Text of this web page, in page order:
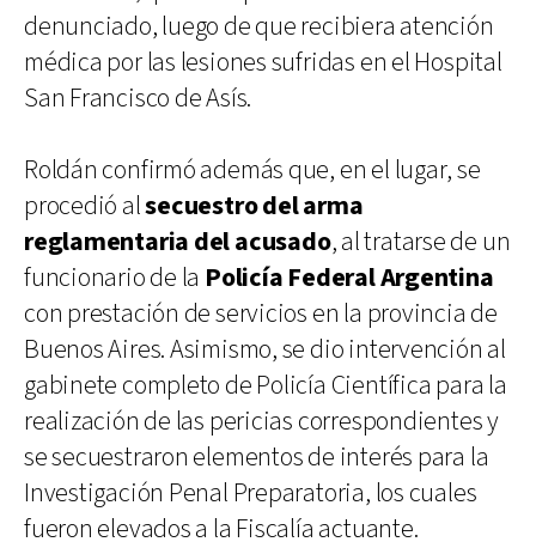
denunciado, luego de que recibiera atención
médica por las lesiones sufridas en el Hospital
San Francisco de Asís.
Roldán confirmó además que, en el lugar, se
procedió alsecuestro del arma
reglamentaria del acusado, al tratarse de un
funcionario de la Policía Federal Argentina
con prestación de servicios en la provincia de
Buenos Aires. Asimismo, se dio intervención al
gabinete completo de Policía Científica para la
realización de las pericias correspondientes y
se secuestraron elementos de interés para la
Investigación Penal Preparatoria, los cuales
fueron elevados a la Fiscalía actuante.